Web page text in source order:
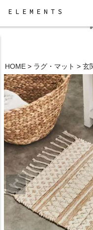
夏季休業と一
HOME ラグ・マット 玄